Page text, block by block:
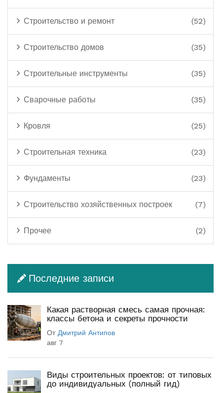
Строительство и ремонт (52)
Строительство домов (35)
Строительные инструменты (35)
Сварочные работы (35)
Кровля (25)
Строительная техника (23)
Фундаменты (23)
Строительство хозяйственных построек (7)
Прочее (2)
Последние записи
Какая растворная смесь самая прочная:
классы бетона и секреты прочности
От Дмитрий Антипов
авг 7
Виды строительных проектов: от типовых
до индивидуальных (полный гид)